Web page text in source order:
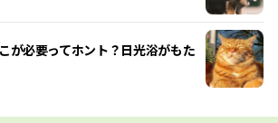
が必要ってホント？日光浴がもた